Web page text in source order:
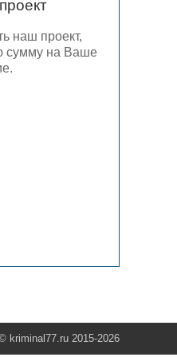
наш проект,
сумму на Ваше
kriminal77.ru 2015-2026